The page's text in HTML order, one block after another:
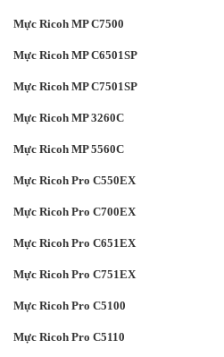
Mực Ricoh MP C7500
Mực Ricoh MP C6501SP
Mực Ricoh MP C7501SP
Mực Ricoh MP 3260C
Mực Ricoh MP 5560C
Mực Ricoh Pro C550EX
Mực Ricoh Pro C700EX
Mực Ricoh Pro C651EX
Mực Ricoh Pro C751EX
Mực Ricoh Pro C5100
Mực Ricoh Pro C5110